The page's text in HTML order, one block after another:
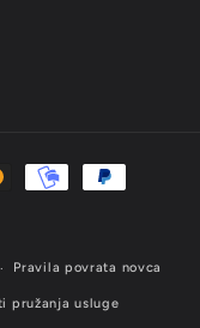
Pravila povrata novca
pružanja usluge